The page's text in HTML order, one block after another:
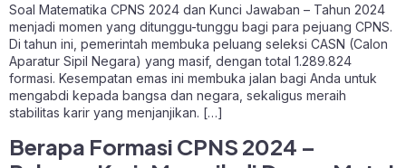
Soal Matematika CPNS 2024 dan Kunci Jawaban – Tahun 2024
menjadi momen yang ditunggu-tunggu bagi para pejuang CPNS.
Di tahun ini, pemerintah membuka peluang seleksi CASN (Calon
Aparatur Sipil Negara) yang masif, dengan total 1.289.824
formasi. Kesempatan emas ini membuka jalan bagi Anda untuk
mengabdi kepada bangsa dan negara, sekaligus meraih
stabilitas karir yang menjanjikan. […]
Berapa Formasi CPNS 2024 –